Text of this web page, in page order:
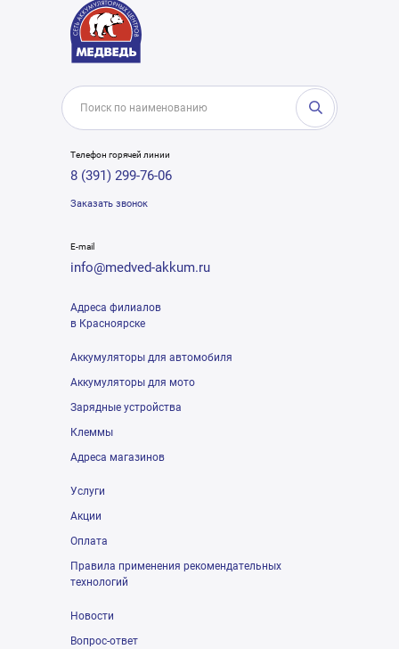
Телефон горячей линии
8 (391) 299-76-06
Заказать звонок
E-mail
info@medved-akkum.ru
Адреса филиалов
в Красноярске
Аккумуляторы для автомобиля
Аккумуляторы для мото
Зарядные устройства
Клеммы
Адреса магазинов
Услуги
Акции
Оплата
Правила применения рекомендательных
технологий
Новости
Вопрос-ответ